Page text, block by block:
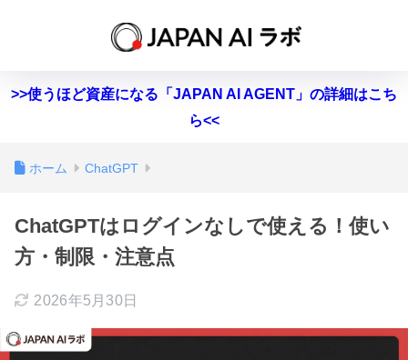
>>使うほど資産になる「JAPAN AI AGENT」の詳細はこち
ら<<
ホーム ChatGPT
ChatGPTはログインなしで使える！使い
方・制限・注意点
2026年5月30日